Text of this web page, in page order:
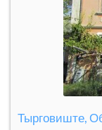
Тырговиште,